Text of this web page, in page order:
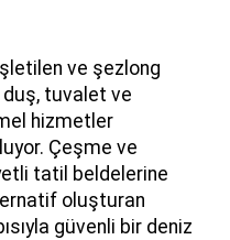
ve şezlong
tuvalet ve
hizmetler
Çeşme ve
tatil beldelerine
oluşturan
güvenli bir deniz